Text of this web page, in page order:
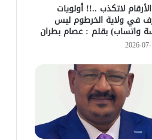
لاتكذب ..!! أولويات
في ولاية الخرطوم ليس
واتساب) بقلم : عصام بطران
2026-